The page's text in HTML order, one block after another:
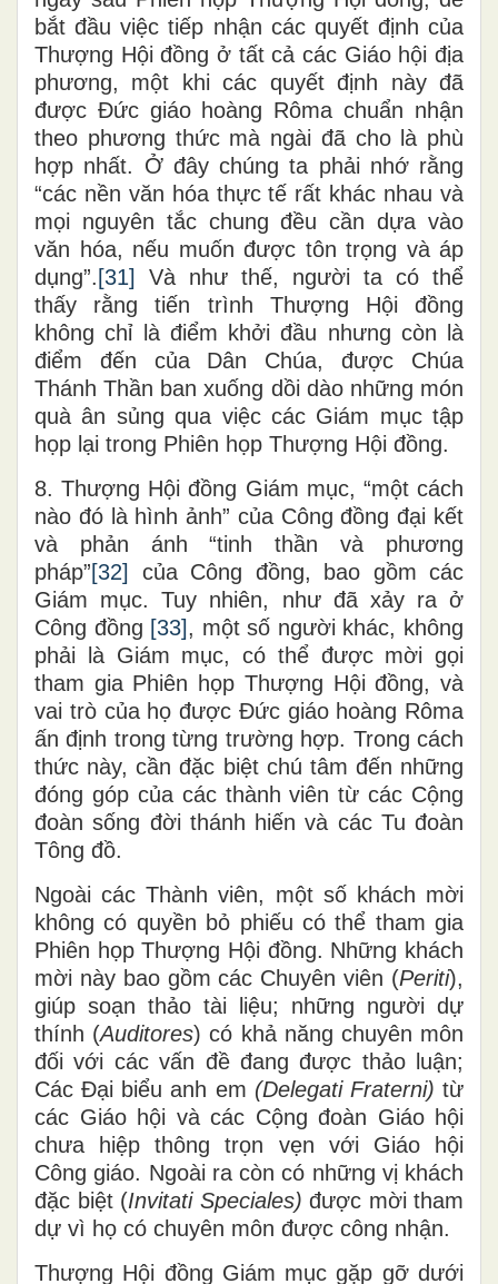
bắt đầu việc tiếp nhận các quyết định của
Thượng Hội đồng ở tất cả các Giáo hội địa
phương, một khi các quyết định này đã
được Đức giáo hoàng Rôma chuẩn nhận
theo phương thức mà ngài đã cho là phù
hợp nhất. Ở đây chúng ta phải nhớ rằng
“các nền văn hóa thực tế rất khác nhau và
mọi nguyên tắc chung đều cần dựa vào
văn hóa, nếu muốn được tôn trọng và áp
dụng”.[31] Và như thế, người ta có thể
thấy rằng tiến trình Thượng Hội đồng
không chỉ là điểm khởi đầu nhưng còn là
điểm đến của Dân Chúa, được Chúa
Thánh Thần ban xuống dồi dào những món
quà ân sủng qua việc các Giám mục tập
họp lại trong Phiên họp Thượng Hội đồng.
8. Thượng Hội đồng Giám mục, “một cách
nào đó là hình ảnh” của Công đồng đại kết
và phản ánh “tinh thần và phương
pháp”[32] của Công đồng, bao gồm các
Giám mục. Tuy nhiên, như đã xảy ra ở
Công đồng [33], một số người khác, không
phải là Giám mục, có thể được mời gọi
tham gia Phiên họp Thượng Hội đồng, và
vai trò của họ được Đức giáo hoàng Rôma
ấn định trong từng trường hợp. Trong cách
thức này, cần đặc biệt chú tâm đến những
đóng góp của các thành viên từ các Cộng
đoàn sống đời thánh hiến và các Tu đoàn
Tông đồ.
Ngoài các Thành viên, một số khách mời
không có quyền bỏ phiếu có thể tham gia
Phiên họp Thượng Hội đồng. Những khách
mời này bao gồm các Chuyên viên (Periti),
giúp soạn thảo tài liệu; những người dự
thính (Auditores) có khả năng chuyên môn
đối với các vấn đề đang được thảo luận;
Các Đại biểu anh em (Delegati Fraterni) từ
các Giáo hội và các Cộng đoàn Giáo hội
chưa hiệp thông trọn vẹn với Giáo hội
Công giáo. Ngoài ra còn có những vị khách
đặc biệt (Invitati Speciales) được mời tham
dự vì họ có chuyên môn được công nhận.
Thượng Hội đồng Giám mục gặp gỡ dưới